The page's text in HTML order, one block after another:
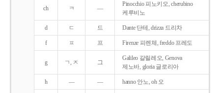
ch ㅋ ―
Pinocchio 피노키오, cherubino
케루비노
d ㄷ 드 Dante 단테, drizza 드리차
f ㅍ 프 Firenze 피렌체, freddo 프레도
g ㄱ, ㅈ 그
Galileo 갈릴레오, Genova
제노바, gloria 글로리아
h ― ― hanno 안노, oh 오